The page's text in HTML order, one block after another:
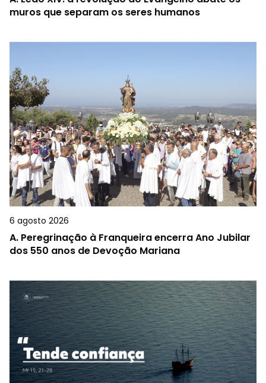
muros que separam os seres humanos
6 agosto 2026
A. Peregrinação à Franqueira encerra Ano Jubilar
dos 550 anos de Devoção Mariana